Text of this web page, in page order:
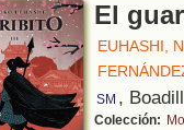
El
EUHASHI,
SM ,
Colección: